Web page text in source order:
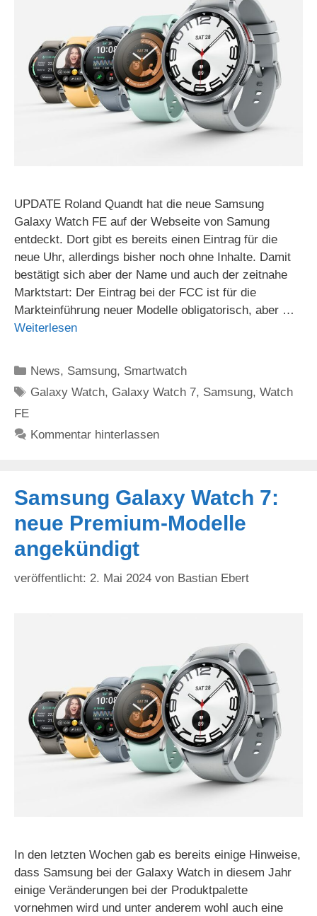
UPDATE Roland Quandt hat die neue Samsung
Galaxy Watch FE auf der Webseite von Samung
entdeckt. Dort gibt es bereits einen Eintrag für die
neue Uhr, allerdings bisher noch ohne Inhalte. Damit
bestätigt sich aber der Name und auch der zeitnahe
Marktstart: Der Eintrag bei der FCC ist für die
Markteinführung neuer Modelle obligatorisch, aber …
Weiterlesen
Kategorien
News, Samsung, Smartwatch
Schlagwörter
Galaxy Watch, Galaxy Watch 7, Samsung,Watch
FE
Kommentar hinterlassen
Samsung Galaxy Watch 7:
neue Premium-Modelle
angekündigt
2. Mai 2024 von Bastian Ebert
In den letzten Wochen gab es bereits einige Hinweise,
dass Samsung bei der Galaxy Watch in diesem Jahr
einige Veränderungen bei der Produktpalette
vornehmen wird und unter anderem wohl auch eine